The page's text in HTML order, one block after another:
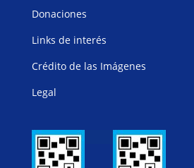
Donaciones
Links de interés
Crédito de las Imágenes
Legal